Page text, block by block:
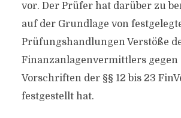
vor. Der Prüfer hat darüber zu
auf der Grundlage von
Prüfungshandlungen Verstöße
Finanzanlagenvermittlers gegen
Vorschriften der §§ 12 bis 23
festgestellt hat.